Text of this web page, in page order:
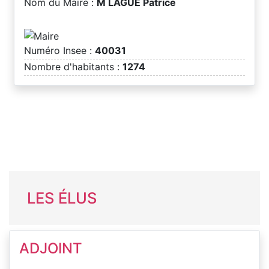
Nom du Maire : M LAGUE Patrice
Numéro Insee : 40031
Nombre d'habitants : 1274
LES ÉLUS
ADJOINT